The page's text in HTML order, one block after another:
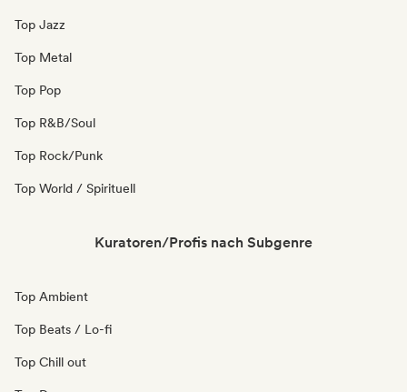
Top Jazz
Top Metal
Top Pop
Top R&B/Soul
Top Rock/Punk
Top World / Spirituell
Kuratoren/Profis nach Subgenre
Top Ambient
Top Beats / Lo-fi
Top Chill out